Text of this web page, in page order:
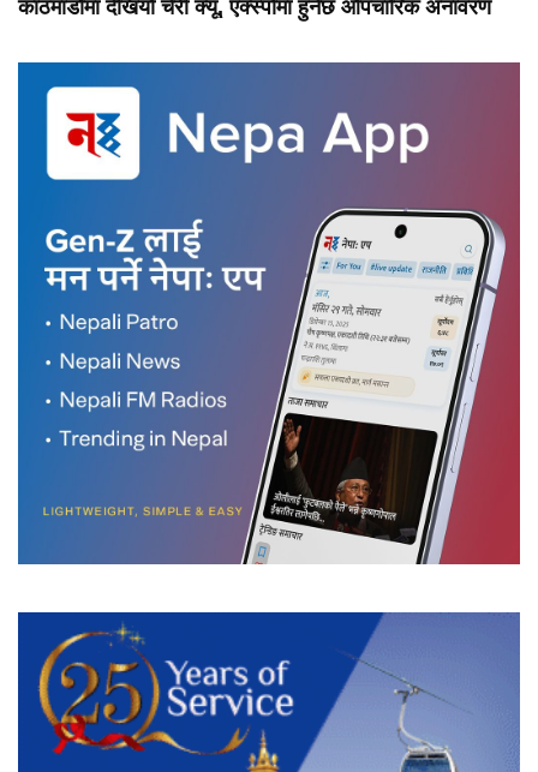
काठमाडौंमा देखियो चेरी क्यू, एक्स्पोमा हुनेछ औपचारिक अनावरण